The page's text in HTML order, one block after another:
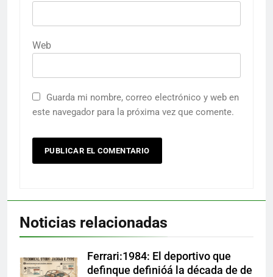
Web
Guarda mi nombre, correo electrónico y web en
este navegador para la próxima vez que comente.
Noticias relacionadas
Ferrari:1984: El deportivo que
definque definióá la década de de